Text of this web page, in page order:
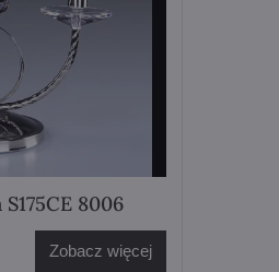
8006
Zobacz więcej